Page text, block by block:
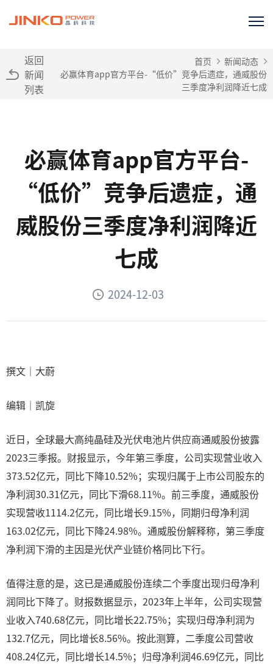
返回
新闻
列表
首页
新闻动态
必赢体育app官方平台-“低价”竞争后遗症，通威股份
三季度净利润降近七成
必赢体育app官方平台-
“低价”竞争后遗症，通
威股份三季度净利润降近
七成
2024-12-03
撰文｜大蔚
编辑｜凯旋
近日，全球最大高纯晶硅及光伏电池片供应商通威股份披露
2023三季报。财报显示，今年第三季度，公司实现营业收入
373.52亿元，同比下降10.52%；实现归属于上市公司股东的
净利润30.31亿元，同比下滑68.11%。前三季度，通威股份
实现营收1114.2亿元，同比增长9.15%，同期归母净利润
163.02亿元，同比下降24.98%。通威股份解释称，第三季度
净利润下滑的主因是光伏产业链价格同比下行。
值得注意的是，这已是通威股份连续二个季度出现归母净利
润同比下降了。财报数据显示，2023年上半年，公司实现营
业收入740.68亿元，同比增长22.75%；实现归母净利润为
132.7亿元，同比增长8.56%。按此测算，二季度公司营收
408.24亿元，同比增长14.5%；归母净利润46.69亿元，同比